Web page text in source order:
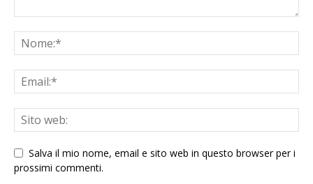
Salva il mio nome, email e sito web in questo browser per i
prossimi commenti.